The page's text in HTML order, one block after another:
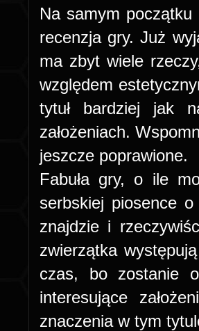
Na samym
recenzja gry. Już
ma zbyt wiele
względem
tytuł bardziej jak
założeniach.
jeszcze poprawione.
Fabuła gry, o ile
serbskiej piosence
znajdzie i
zwierzątka
czas, bo zostanie
interesujące
znaczenia w tym